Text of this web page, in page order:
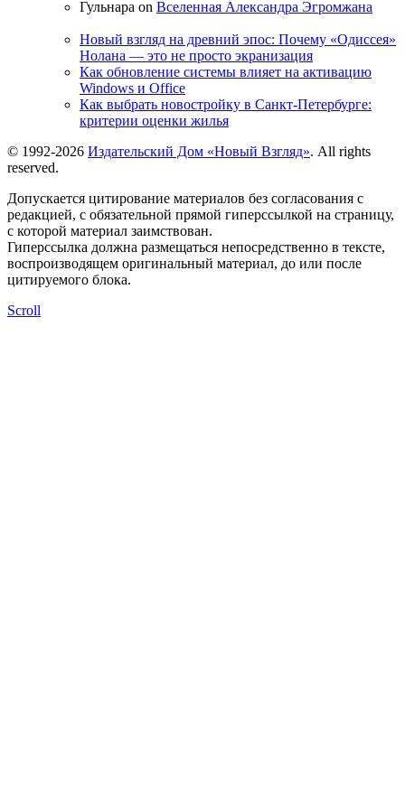
Гульнара on Вселенная Александра Эгромжана
Новый взгляд на древний эпос: Почему «Одиссея»
Нолана — это не просто экранизация
Как обновление системы влияет на активацию
Windows и Office
Как выбрать новостройку в Санкт-Петербурге:
критерии оценки жилья
© 1992-2026 Издательский Дом «Новый Взгляд». All rights
reserved.
Допускается цитирование материалов без согласования с
редакцией, с обязательной прямой гиперссылкой на страницу,
с которой материал заимствован.
Гиперссылка должна размещаться непосредственно в тексте,
воспроизводящем оригинальный материал, до или после
цитируемого блока.
Scroll